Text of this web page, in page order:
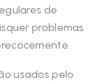
de
problemas
usados pelo